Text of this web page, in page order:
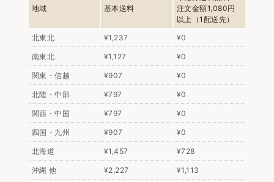
地域 基本送料
注文金額1,080円
以上（1配送先）
北東北
¥1,237 ¥0
南東北 ¥1,127 ¥0
関東・信越 ¥907 ¥0
北陸・中部 ¥797 ¥0
関西・中国 ¥797 ¥0
四国・九州 ¥907 ¥0
北海道 ¥1,457 ¥728
沖縄 他 ¥2,227 ¥1,113